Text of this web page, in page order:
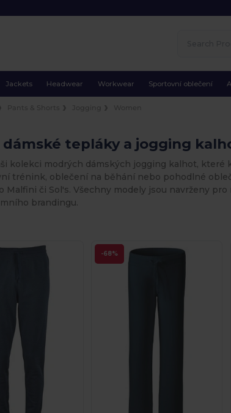
Jackets Headwear Workwear Sportovní oblečení
dámské tepláky a jogging
kolekci modrých dámských jogging kalhot,
trénink, oblečení na běhání nebo pohodlné
Malfini či Sol's. Všechny modely jsou navrženy
brandingu.
-68%